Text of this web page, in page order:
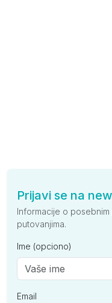
Prijavi se na
Informacije o
putovanjima.
Ime (opciono)
Email